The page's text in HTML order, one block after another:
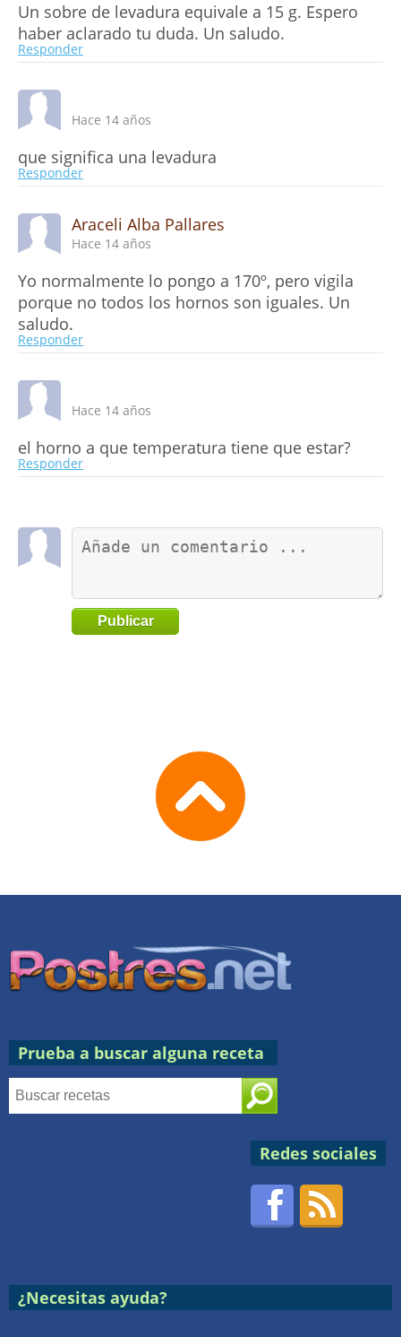
Un sobre de levadura equivale a 15 g. Espero
haber aclarado tu duda. Un saludo.
Responder
Hace 14 años
que significa una levadura
Responder
Araceli Alba Pallares
Hace 14 años
Yo normalmente lo pongo a 170º, pero vigila
porque no todos los hornos son iguales. Un
saludo.
Responder
Hace 14 años
el horno a que temperatura tiene que estar?
Responder
Publicar
Prueba a buscar alguna receta
Redes sociales
Facebook
¿Necesitas ayuda?